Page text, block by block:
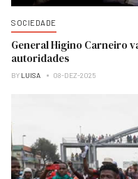
SOCIEDADE
General Higino Carneiro
autoridades
BY LUISA 08-DEZ-2025